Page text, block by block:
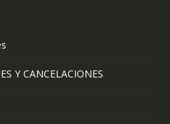
Y CANCELACIONES